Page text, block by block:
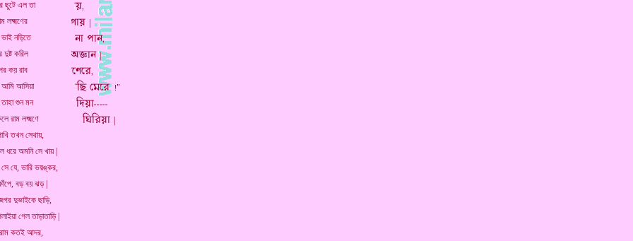
ছুটে এল তা
লক্ষ্মণের
ভাই নড়িতে
দুষ্ট করিল
কয় রাব
আমি আসিয়া
শুন মন
রাম লক্ষ্মণে
তখন সেথায়,
ধরে অমনি সে খায় |
সে যে, ভারি ভয়ঙ্কর,
বড় বয় ঝড় |
দুভাইকে ছাড়ি,
গেল তাড়াতাড়ি |
কতই আদর,